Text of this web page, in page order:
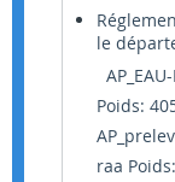
le
Poids:
raa